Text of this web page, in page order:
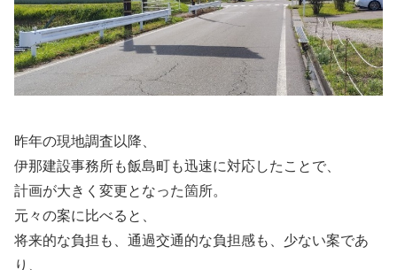
昨年の現地調査以降、
伊那建設事務所も飯島町も迅速に対応したことで、
計画が大きく変更となった箇所。
元々の案に比べると、
将来的な負担も、通過交通的な負担感も、少ない案であ
り、